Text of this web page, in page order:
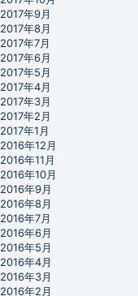
2017年9月
2017年8月
2017年7月
2017年6月
2017年5月
2017年4月
2017年3月
2017年2月
2017年1月
2016年12月
2016年11月
2016年10月
2016年9月
2016年8月
2016年7月
2016年6月
2016年5月
2016年4月
2016年3月
2016年2月